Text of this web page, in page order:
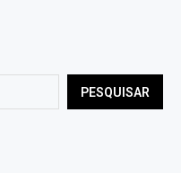
PESQUISAR